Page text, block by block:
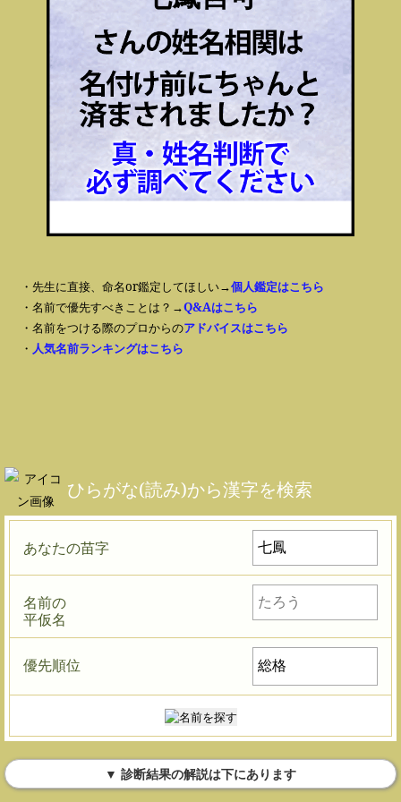
・先生に直接、命名or鑑定してほしい→個人鑑定はこちら
・名前で優先すべきことは？→Q&Aはこちら
・名前をつける際のプロからのアドバイスはこちら
・ 人気名前ランキングはこちら
ひらがな(読み)から漢字を検索
あなたの苗字
名前の
平仮名
優先順位
▼ 診断結果の解説は下にあります